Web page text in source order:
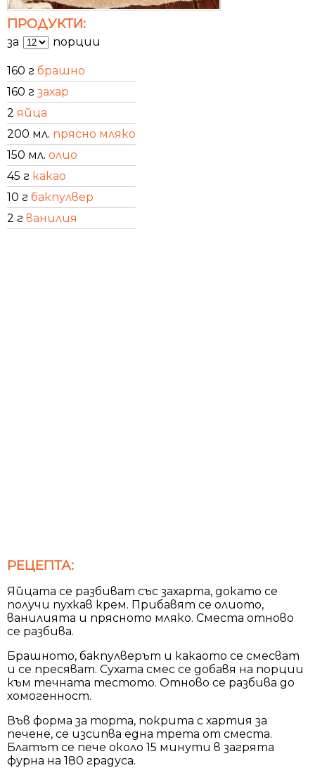
ПРОДУКТИ:
за порции
160 г брашно
160 г захар
2 яйца
200 мл. прясно мляко
150 мл. олио
45 г какао
10 г бакпулвер
2 г ванилия
РЕЦЕПТА:
Яйцата се разбиват със захарта, докато се
получи пухкав крем. Прибавят се олиото,
ванилията и прясното мляко. Сместа отново
се разбива.
Брашното, бакпулверът и какаото се смесват
и се пресяват. Сухата смес се добавя на порции
към течната тестото. Отново се разбива до
хомогенност.
Във форма за торта, покрита с хартия за
печене, се изсипва една трета от сместа.
Блатът се пече около 15 минути в загрята
фурна на 180 градуса.